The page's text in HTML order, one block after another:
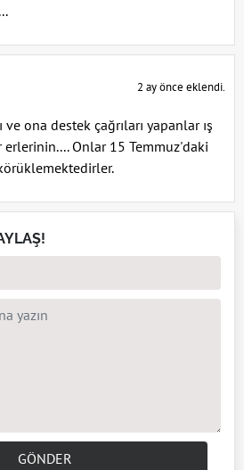
2 ay önce eklendi.
ona destek çağrıları yapanlar ış
erlerinin.... Onlar 15 Temmuz'daki
GÖNDER